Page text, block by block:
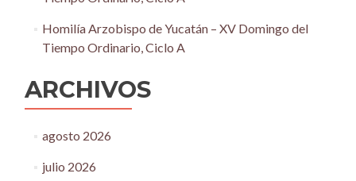
Homilía Arzobispo de Yucatán – XV Domingo del
Tiempo Ordinario, Ciclo A
ARCHIVOS
agosto 2026
julio 2026